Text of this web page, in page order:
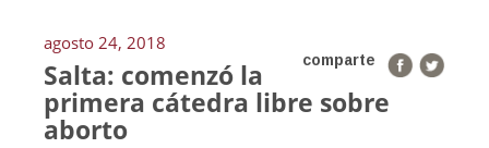
agosto 24, 2018
comparte
Salta: comenzó la
primera cátedra libre sobre
aborto